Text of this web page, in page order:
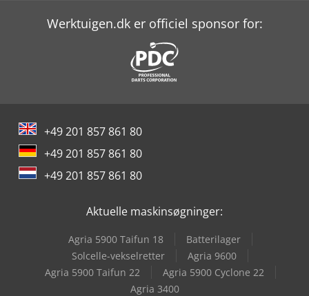
Werktuigen.dk er officiel sponsor for:
+49 201 857 861 80
+49 201 857 861 80
+49 201 857 861 80
Aktuelle maskinsøgninger:
Agria 5900 Taifun 18
Batterilager
Solcelle-vekselretter
Agria 9600
Agria 5900 Taifun 22
Agria 5900 Cyclone 22
Agria 3400